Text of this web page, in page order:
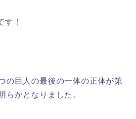
す！
の巨人の最後の一体の正体が第
らかとなりました。